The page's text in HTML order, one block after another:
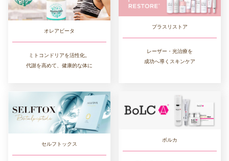
オレアビータ
ミトコンドリアを活性化。
代謝を高めて、健康的な体に
プラスリストア
レーザー・光治療を
成功へ導くスキンケア
セルフトックス
ボルカ